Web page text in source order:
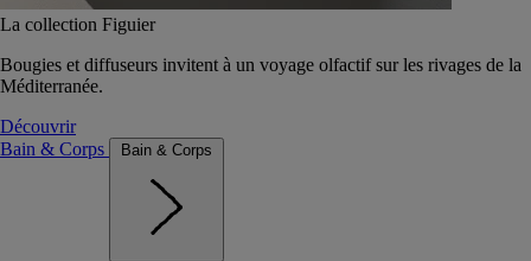
La collection Figuier
Bougies et diffuseurs invitent à un voyage olfactif sur les rivages de la
Méditerranée.
Découvrir
Bain & Corps
Bain & Corps